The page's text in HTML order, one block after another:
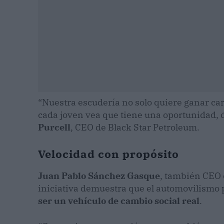
“Nuestra escudería no solo quiere ganar
cada joven vea que tiene una
Purcell, CEO de Black Star Petroleum.
Velocidad con propósito
Juan Pablo Sánchez Gasque, también
iniciativa demuestra que el automovilismo
ser un vehículo de cambio social real.